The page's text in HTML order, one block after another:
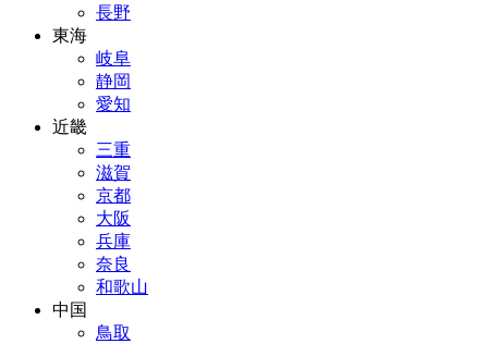
長野
東海
岐阜
静岡
愛知
近畿
三重
滋賀
京都
大阪
兵庫
奈良
和歌山
中国
鳥取